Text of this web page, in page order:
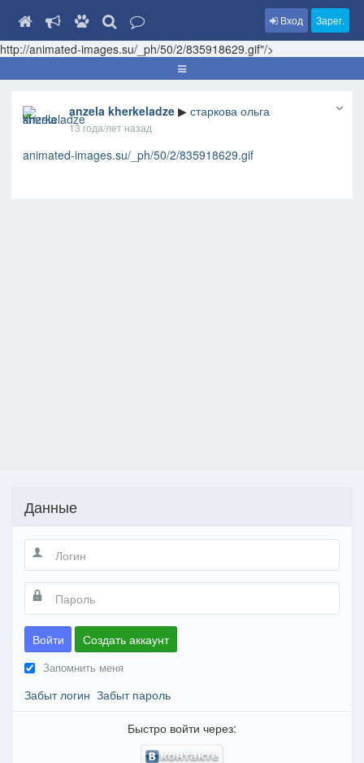
http://animated-images.su/_ph/50/2/835918629.gif"/>
Вход Зарег.
anzela kherkeladze ▶ старкова ольга
13 года/лет назад
animated-images.su/_ph/50/2/835918629.gif
Данные
Войти Создать аккаунт
Запомнить меня
Забыт логин Забыт пароль
Быстро войти через: